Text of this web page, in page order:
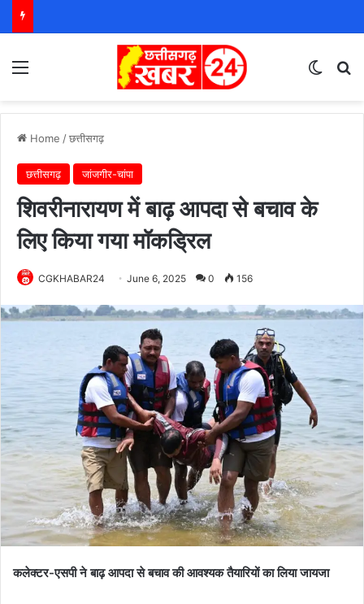
Home /छत्तीसगढ़
छत्तीसगढ़ जांजगीर-चांपा
शिवरीनारायण में बाढ़ आपदा से बचाव के
लिए किया गया मॉकड्रिल
CGKHABAR24 June 6, 2025 0 156
कलेक्टर-एसपी ने बाढ़ आपदा से बचाव की आवश्यक तैयारियों का लिया जायजा